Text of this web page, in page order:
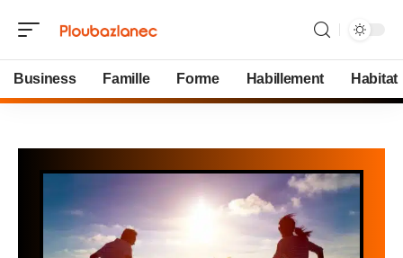
Business Famille Forme Habillement Habitat